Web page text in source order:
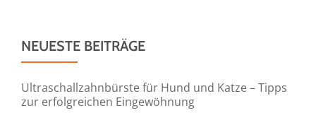
NEUESTE BEITRÄGE
Ultraschallzahnbürste für Hund und Katze – Tipps
zur erfolgreichen Eingewöhnung